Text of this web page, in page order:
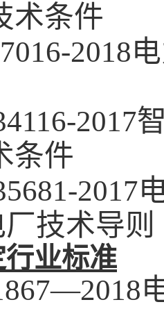
术条件
2018
2017
条件
2017
技术导
业标准